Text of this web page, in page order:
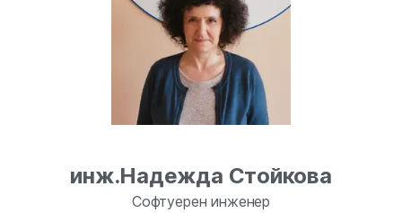
инж.Надежда Стойкова
Софтуерен инженер